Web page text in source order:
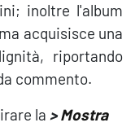
inoltre l'album
acquisisce una
riportando
commento.
la >Mostra